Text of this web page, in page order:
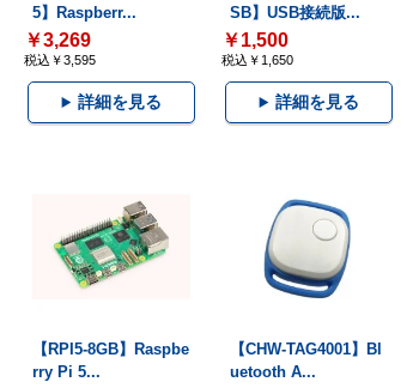
5】Raspberr...
￥3,269
税込￥3,595
詳細を見る
SB】USB接続版...
￥1,500
税込￥1,650
詳細を見る
【RPI5-8GB】Raspbe
rry Pi 5...
【CHW-TAG4001】Bl
uetooth A...